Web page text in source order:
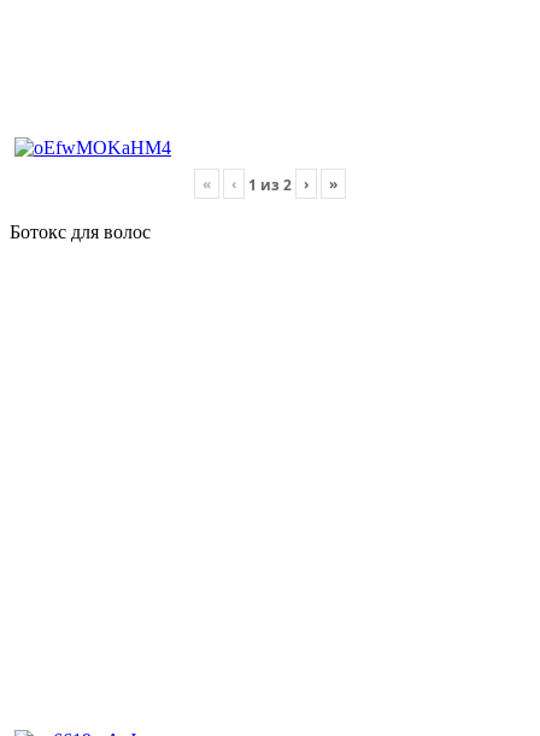
« ‹ 1 из 2 › »
Ботокс для волос